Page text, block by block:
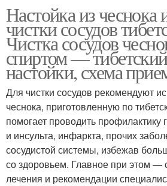
Настойка из чеснока
чистки сосудов
Чистка сосудов
спиртом —
настойки, схема
Для чистки сосудов рекомендуют
чеснока, приготовленную по
помогает проводить профилактику
и инсульта, инфаркта, прочих
сосудистой системы, избежав
со здоровьем. Главное при этом —
лечения и рекомендации